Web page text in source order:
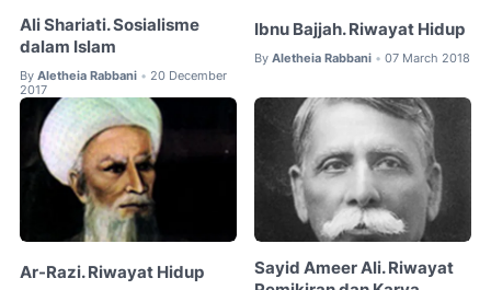
Ali Shariati. Sosialisme
dalam Islam
By Aletheia Rabbani • 20 December
2017
Ibnu Bajjah. Riwayat Hidup
By Aletheia Rabbani • 07 March 2018
Ar-Razi. Riwayat Hidup
Sayid Ameer Ali. Riwayat